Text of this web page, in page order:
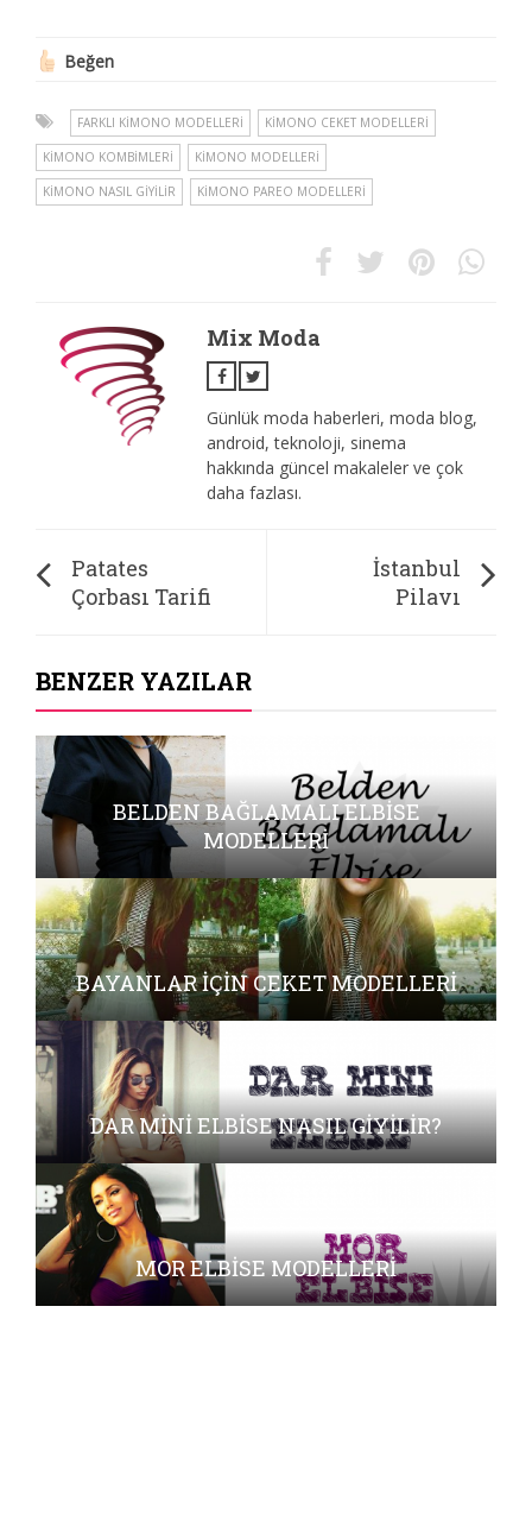
Beğen
FARKLI KIMONO MODELLERI KIMONO CEKET MODELLERI
KIMONO KOMBIMLERI KIMONO MODELLERI
KIMONO NASIL GIYILIR KIMONO PAREO MODELLERI
Mix Moda
Günlük moda haberleri, moda blog,
android, teknoloji, sinema
hakkında güncel makaleler ve çok
daha fazlası.
Patates
Çorbası Tarifi
İstanbul
Pilavı
BENZER YAZILAR
BELDEN BAĞLAMALI ELBISE
MODELLERI
BAYANLAR İÇIN CEKET MODELLERI
DAR MINI ELBISE NASIL GIYILIR?
MOR ELBISE MODELLERI